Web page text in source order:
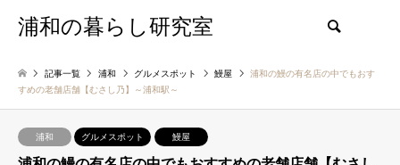
浦和の暮らし研究室
記事一覧 浦和 グルメスポット 鰻屋
浦和の鰻の有名店の中でもおす
すめの老舗店舗【むさし乃】～浦和駅～
浦和 グルメスポット 鰻屋